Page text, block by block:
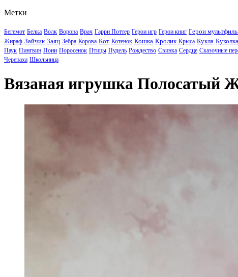
Метки
Бегемот Белка Волк Ворона Врач Гарри Поттер Герои игр Герои книг Герои
Жираф Зайчик Заяц Зебра Корова Кот Котенок Кошка Кролик Крыса Кукла Куколка
Паук Пингвин Пони Поросенок Птицы Пудель Рождество Свинка Сердце Сказочные
Черепаха Школьница
Вязаная игрушка Полосатый